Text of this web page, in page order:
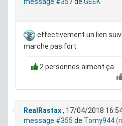
message #357de GEEK
effectivement un lien
marche pas fort
2 personnes aiment ça
RealRastax, 17/04/2018
message #355 de Tomy944